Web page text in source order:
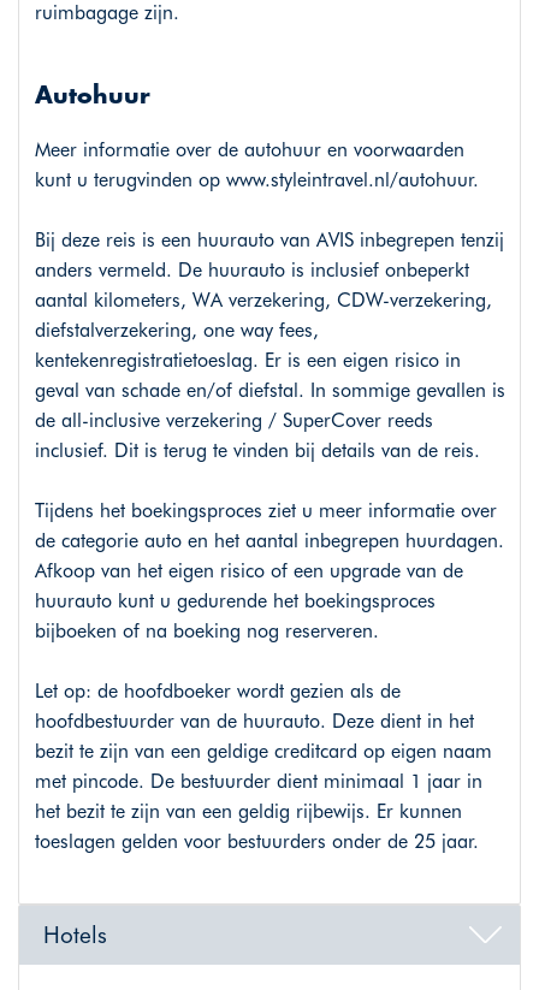
ruimbagage zijn.
Autohuur
Meer informatie over de autohuur en voorwaarden
kunt u terugvinden op www.styleintravel.nl/autohuur.
Bij deze reis is een huurauto van AVIS inbegrepen tenzij
anders vermeld. De huurauto is inclusief onbeperkt
aantal kilometers, WA verzekering, CDW-verzekering,
diefstalverzekering, one way fees,
kentekenregistratietoeslag. Er is een eigen risico in
geval van schade en/of diefstal. In sommige gevallen is
de all-inclusive verzekering / SuperCover reeds
inclusief. Dit is terug te vinden bij details van de reis.
Tijdens het boekingsproces ziet u meer informatie over
de categorie auto en het aantal inbegrepen huurdagen.
Afkoop van het eigen risico of een upgrade van de
huurauto kunt u gedurende het boekingsproces
bijboeken of na boeking nog reserveren.
Let op: de hoofdboeker wordt gezien als de
hoofdbestuurder van de huurauto. Deze dient in het
bezit te zijn van een geldige creditcard op eigen naam
met pincode. De bestuurder dient minimaal 1 jaar in
het bezit te zijn van een geldig rijbewijs. Er kunnen
toeslagen gelden voor bestuurders onder de 25 jaar.
Hotels